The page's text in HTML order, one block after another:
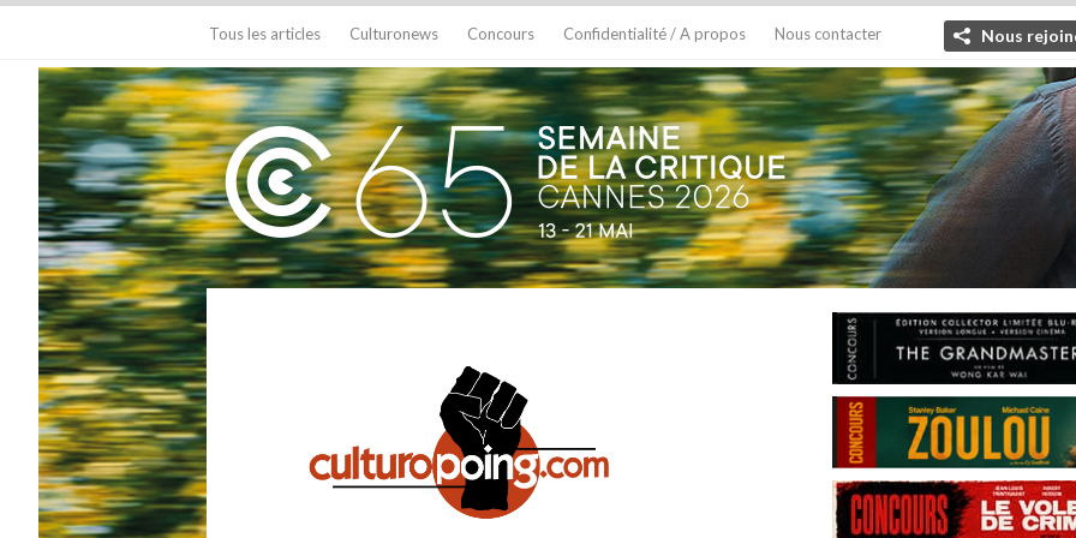
Tous les articles Culturonews Concours Confidentialité / A propos Nous contacter Nous